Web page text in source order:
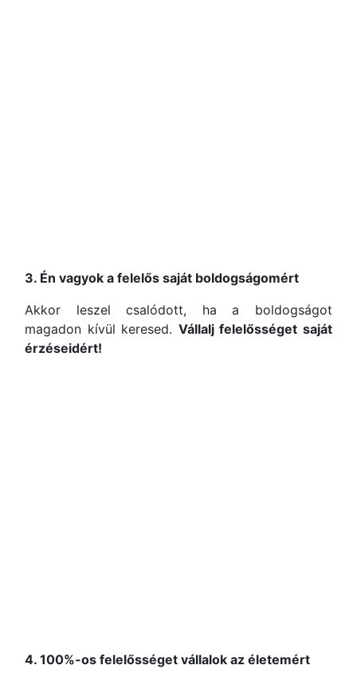
3. Én vagyok a felelős saját boldogságomért
Akkor leszel csalódott, ha a boldogságot
magadon kívül keresed. Vállalj felelősséget saját
érzéseidért!
4. 100%-os felelősséget vállalok az életemért